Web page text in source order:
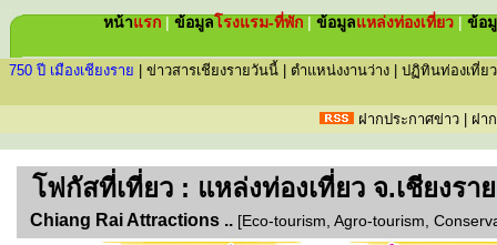
หน้าแรก | ข้อมูลโรงแรม-ที่พัก | ข้อมูลแหล่งท่องเที่ยว | ข้อ
750 ปี เมืองเชียงราย ข่าวสารเชียงรายวันนี้ ตำแหน่งงานว่าง ปฏิทินท่องเที่ยว
ฝากประกาศข่าว| ฝา
โฟกัสที่เที่ยว : แหล่งท่องเที่ยว จ.เชียงราย
Chiang Rai Attractions .. [Eco-tourism, Agro-tourism,